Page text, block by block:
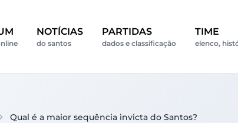
NOTÍCIAS
do santos
PARTIDAS
dados e classificação
TIME
elenco,
Qual é a maior sequência invicta do Santos?